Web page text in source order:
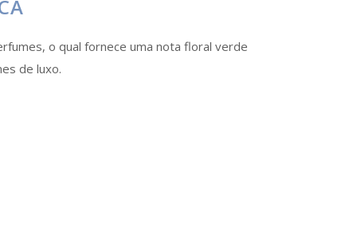
o qual fornece uma nota floral verde
de luxo.